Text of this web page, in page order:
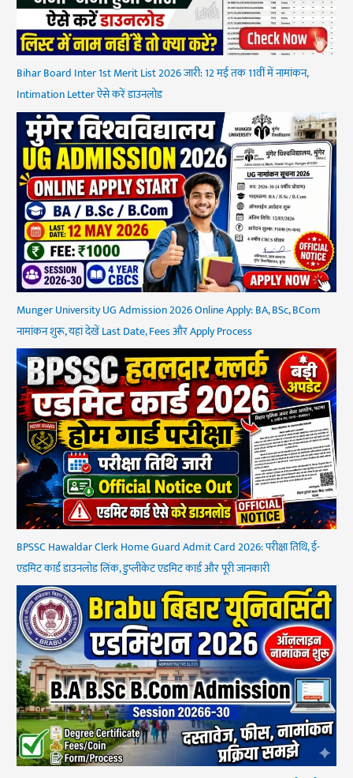
Bihar Board Inter 1st Merit List 2026 जारी: 12 मई तक 11वीं में नामांकन,
Intimation Letter ऐसे करें डाउनलोड
Munger University UG Admission 2026 Online Apply: BA, BSc, BCom
नामांकन शुरू, यहां देखें Last Date, Fees और Apply Process
BPSSC Hawaldar Clerk Home Guard Admit Card 2026: परीक्षा तिथि, ई-
एडमिट कार्ड डाउनलोड लिंक, डुप्लीकेट एडमिट कार्ड और पूरी जानकारी